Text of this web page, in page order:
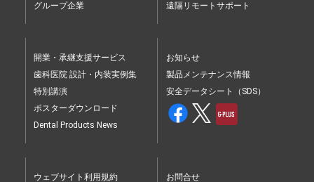
グループ企業
遠隔リモートサポート
開業・承継支援サービス
歯科医院 設計・内装実例集
特別講演
ポスターダウンロード
Dental Products News
お知らせ
製品メンテナンス情報
安全データシート（SDS）
ウェブサイト利用規約 お問合せ